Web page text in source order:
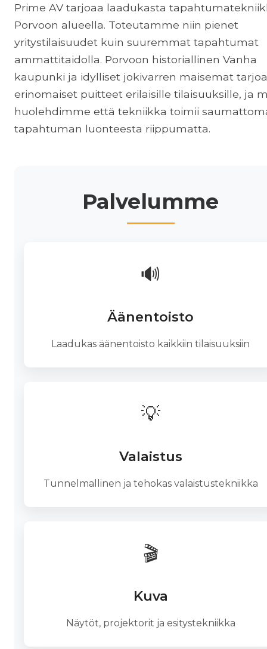
Prime AV tarjoaa laadukasta
Porvoon alueella. Toteutamme niin pienet
yritystilaisuudet kuin suuremmat tapahtumat
ammattitaidolla. Porvoon historiallinen Vanha
kaupunki ja idylliset jokivarren maisemat
erinomaiset puitteet erilaisille tilaisuuksille, ja
huolehdimme että tekniikka toimii
tapahtuman luonteesta riippumatta.
Palvelumme
🔊
Äänentoisto
Laadukas äänentoisto kaikkiin tilaisuuksiin
💡
Valaistus
Tunnelmallinen ja tehokas valaistustekniikka
🎬
Kuva
Näytöt, projektorit ja esitystekniikka